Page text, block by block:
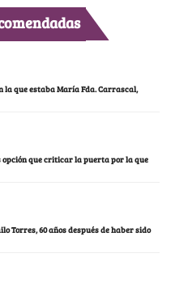
la que estaba María Fda. Carrascal,
opción que criticar la puerta por la que
Torres, 60 años después de haber sido